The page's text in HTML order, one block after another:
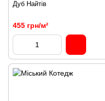
Дуб Найтів
455 грн/м²